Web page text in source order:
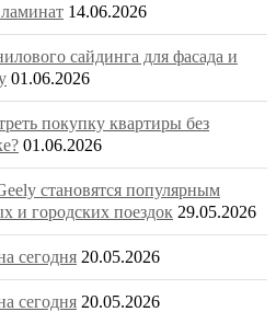
14.06.2026
сайдинга для фасада и
01.06.2026
покупку квартиры без
01.06.2026
становятся популярным
и городских поездок 29.05.2026
сегодня 20.05.2026
сегодня 20.05.2026